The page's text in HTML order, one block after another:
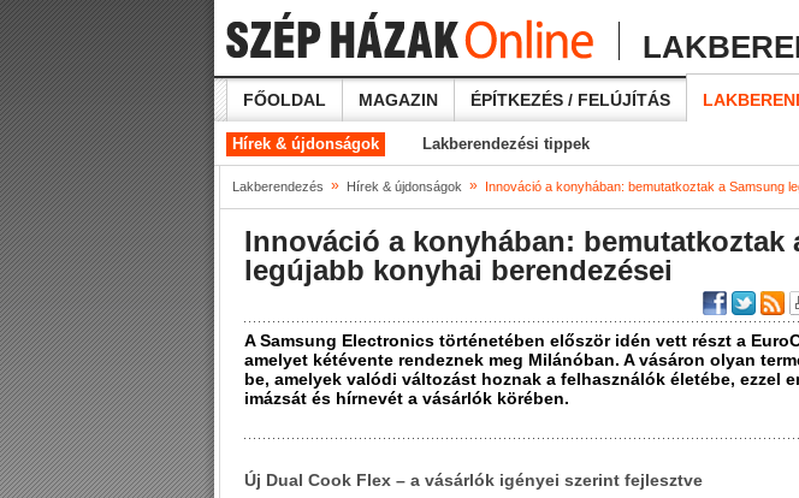
FŐOLDAL MAGAZIN ÉPÍTKEZÉS / FELÚJÍTÁS
Hírek & újdonságok Lakberendezési tippek
Lakberendezés » Hírek & újdonságok » Innováció a konyhában: bemutatkoztak a Samsung
Innováció a konyhában: bemutatkoztak
legújabb konyhai berendezései
A Samsung Electronics történetében először idén vett részt a
amelyet kétévente rendeznek meg Milánóban. A vásáron olyan
be, amelyek valódi változást hoznak a felhasználók életébe, ezzel
imázsát és hírnevét a vásárlók körében.
Új Dual Cook Flex – a vásárlók igényei szerint fejlesztve